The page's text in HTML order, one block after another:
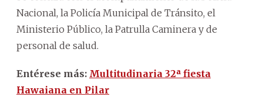
Nacional, la Policía Municipal de Tránsito, el
Ministerio Público, la Patrulla Caminera y de
personal de salud.
Entérese más: Multitudinaria 32ª fiesta
Hawaiana en Pilar